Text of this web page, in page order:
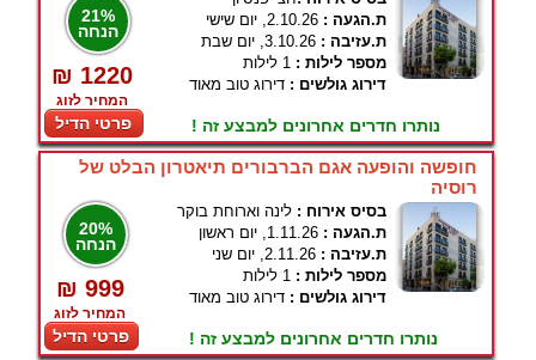
21%
הנחה
₪ 1220
המחיר לזוג
פרטי הדיל
ת.הגעה : 2.10.26, יום שישי
ת.עזיבה : 3.10.26, יום שבת
מספר לילות : 1 לילות
דירוג גולשים : דירוג טוב מאוד
נותרו חדרים אחרונים למבצע זה !
חופשה והופעה אגם הברבורים תיאטרון הבלט של
רוסיה
20%
הנחה
₪ 999
המחיר לזוג
פרטי הדיל
בסיס אירוח : לינה וארוחת בוקר
ת.הגעה : 1.11.26, יום ראשון
ת.עזיבה : 2.11.26, יום שני
מספר לילות : 1 לילות
דירוג גולשים : דירוג טוב מאוד
נותרו חדרים אחרונים למבצע זה !